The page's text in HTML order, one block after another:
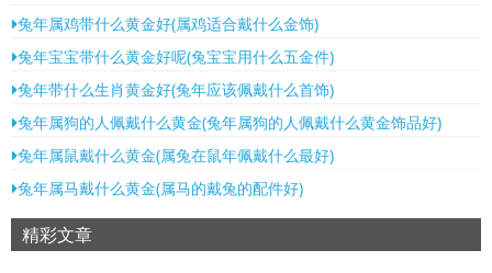
兔年属鸡带什么黄金好(属鸡适合戴什么金饰)
兔年宝宝带什么黄金好呢(兔宝宝用什么五金件)
兔年带什么生肖黄金好(兔年应该佩戴什么首饰)
兔年属狗的人佩戴什么黄金(兔年属狗的人佩戴什么黄金饰品好)
兔年属鼠戴什么黄金(属兔在鼠年佩戴什么最好)
兔年属马戴什么黄金(属马的戴兔的配件好)
精彩文章